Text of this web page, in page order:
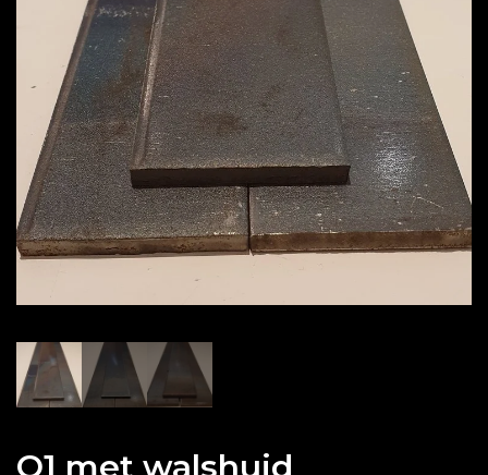
O1 met walshuid